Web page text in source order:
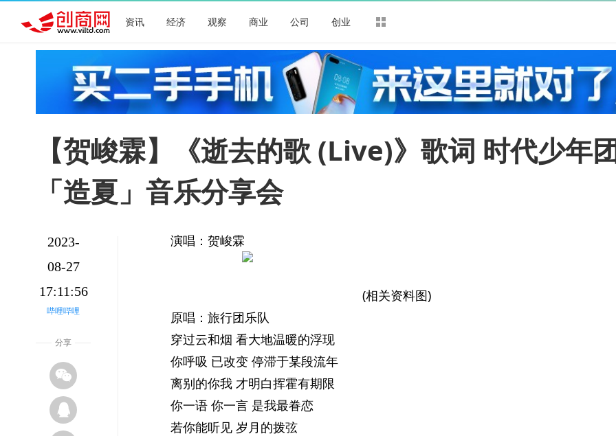
资讯 经济 观察 商业 公司 创业
【贺峻霖】《逝去的歌 (Live)》歌词 时代少年
「造夏」音乐分享会
2023-
08-27
17:11:56
哔哩哔哩
分享
演唱：贺峻霖
(相关资料图)
原唱：旅行团乐队
穿过云和烟 看大地温暖的浮现
你呼吸 已改变 停滞于某段流年
离别的你我 才明白挥霍有期限
你一语 你一言 是我最眷恋
若你能听见 岁月的拨弦